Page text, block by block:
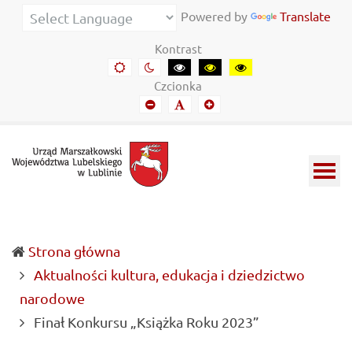
Urząd
Informacje
Lubelszczyźnie
Powered by Translate
Kontrast
Domyślny
kontrast
Kontrast
nocny
Kontrast
czarny-
biały
Kontrast
czarny-
Kontrast
żółto-
Czcionka
Mniejszy
font
Domyślny
font
Mniejszy
Strona główna
Aktualności kultura, edukacja i dziedzictwo
narodowe
Finał Konkursu „Książka Roku 2023”